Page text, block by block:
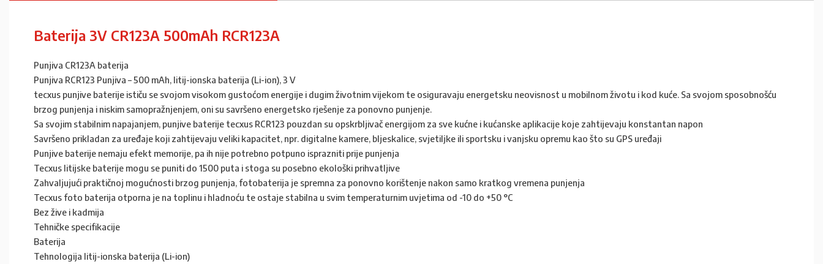
Baterija 3V CR123A 500mAh RCR123A
Punjiva CR123A baterija
Punjiva RCR123 Punjiva – 500 mAh, litij-ionska baterija (Li-ion), 3 V
tecxus punjive baterije ističu se svojom visokom gustoćom energije i dugim životnim vijekom te osiguravaju energetsku neovisnost u mobilnom životu i kod kuće. Sa svojom sposobnošću
brzog punjenja i niskim samopražnjenjem, oni su savršeno energetsko rješenje za ponovno punjenje.
Sa svojim stabilnim napajanjem, punjive baterije tecxus RCR123 pouzdan su opskrbljivač energijom za sve kućne i kućanske aplikacije koje zahtijevaju konstantan napon
Savršeno prikladan za uređaje koji zahtijevaju veliki kapacitet, npr. digitalne kamere, bljeskalice, svjetiljke ili sportsku i vanjsku opremu kao što su GPS uređaji
Punjive baterije nemaju efekt memorije, pa ih nije potrebno potpuno isprazniti prije punjenja
Tecxus litijske baterije mogu se puniti do 1500 puta i stoga su posebno ekološki prihvatljive
Zahvaljujući praktičnoj mogućnosti brzog punjenja, fotobaterija je spremna za ponovno korištenje nakon samo kratkog vremena punjenja
Tecxus foto baterija otporna je na toplinu i hladnoću te ostaje stabilna u svim temperaturnim uvjetima od -10 do +50 °C
Bez žive i kadmija
Tehničke specifikacije
Baterija
Tehnologija litij-ionska baterija (Li-ion)